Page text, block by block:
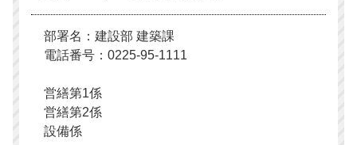
部署名：建設部 建築課
電話番号：0225-95-1111
営繕第1係
営繕第2係
設備係